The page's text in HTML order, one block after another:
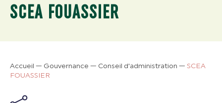
SCEA FOUASSIER
Accueil — Gouvernance — Conseil d'administration — SCEA
FOUASSIER